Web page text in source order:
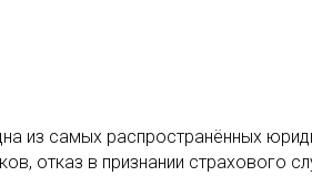
из самых распространённых
отказ в признании страхового